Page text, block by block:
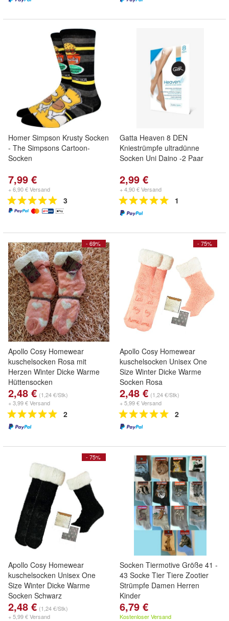
Homer Simpson Krusty Socken
- The Simpsons Cartoon-
Socken
7,99 €
+ 6,90 € Versand
3
Gatta Heaven 8 DEN
Kniestrümpfe ultradünne
Socken Uni Daino -2 Paar
2,99 €
+ 4,90 € Versand
1
- 69%
Apollo Cosy Homewear
kuschelsocken Rosa mit
Herzen Winter Dicke Warme
Hüttensocken
2,48 € (1,24 €/Stk)
+ 3,99 € Versand
2
- 75%
Apollo Cosy Homewear
kuschelsocken Unisex One
Size Winter Dicke Warme
Socken Rosa
2,48 € (1,24 €/Stk)
+ 5,99 € Versand
2
- 75%
Apollo Cosy Homewear
kuschelsocken Unisex One
Size Winter Dicke Warme
Socken Schwarz
2,48 € (1,24 €/Stk)
+ 5,99 € Versand
Socken Tiermotive Größe 41 -
43 Socke Tier Tiere Zootier
Strümpfe Damen Herren
Kinder
6,79 €
Kostenloser Versand